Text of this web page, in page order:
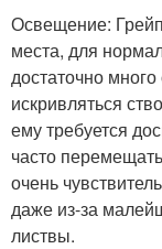
Освещение:
места, для
достаточно
искривляться
ему требуется
часто
очень
даже из-за
листвы.